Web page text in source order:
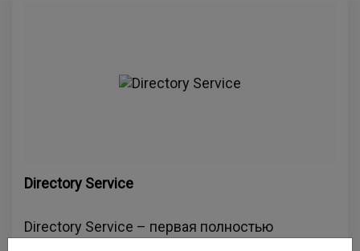
Directory Service
Directory Service – первая полностью